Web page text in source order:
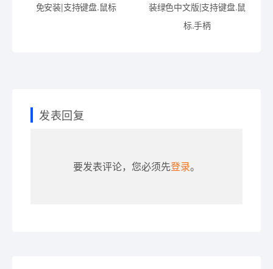
免安装|支持键盘.鼠标
装绿色中文版|支持键盘.鼠
标.手柄
发表回复
要发表评论，您必须先登录。